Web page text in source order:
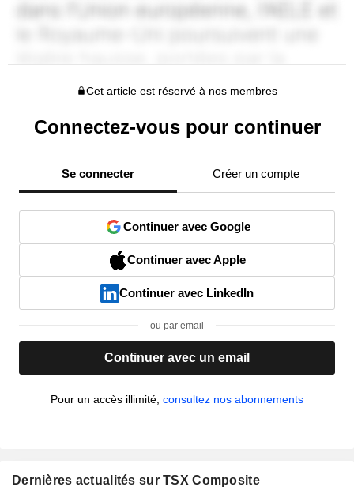
Cet article est réservé à nos membres
Connectez-vous pour continuer
Se connecter Créer un compte
Continuer avec Google
Continuer avec Apple
Continuer avec LinkedIn
ou par email
Continuer avec un email
Pour un accès illimité, consultez nos abonnements
Dernières actualités sur TSX Composite